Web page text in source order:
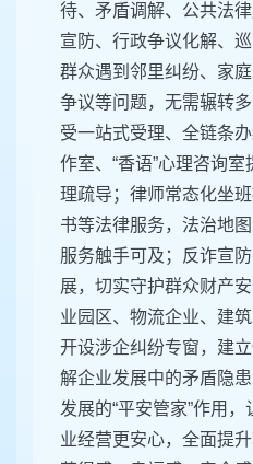
待、矛盾调解、公共法
宣防、行政争议化解、
群众遇到邻里纠纷、家
争议等问题，无需辗转
受一站式受理、全链条
作室、“香语”心理咨询
理疏导；律师常态化坐
书等法律服务，法治地
服务触手可及；反诈宣
展，切实守护群众财产
业园区、物流企业、建
开设涉企纠纷专窗，建
解企业发展中的矛盾隐
发展的“平安管家”作用
业经营更安心，全面提